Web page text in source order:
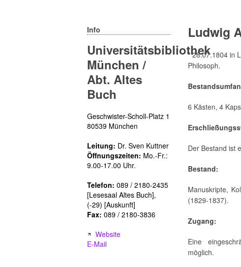
Info
Universitätsbibliothek
München /
Abt. Altes
Buch
Geschwister-Scholl-Platz 1
80539 München
Leitung: Dr. Sven Kuttner
Öffnungszeiten: Mo.-Fr.:
9.00-17.00 Uhr.
Telefon: 089 / 2180-2435
[Lesesaal Altes Buch],
(-29) [Auskunft]
Fax: 089 / 2180-3836
Website
E-Mail
Ludwig
* 28.07.1804 in
Philosoph.
6 Kästen, 4
Der Bestand ist
Bestand:
Manuskripte,
(1829-1837).
Zugang:
Eine
möglich.